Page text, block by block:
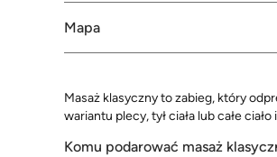
Mapa
Masaż klasyczny to zabieg, który
wariantu plecy, tył ciała lub całe
Komu podarować masaż